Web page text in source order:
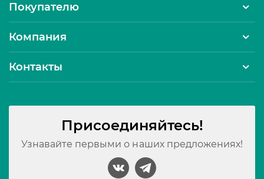
Покупателю
Компания
Контакты
Присоединяйтесь!
Узнавайте первыми о наших предложениях!